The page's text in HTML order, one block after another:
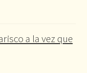
a la vez que